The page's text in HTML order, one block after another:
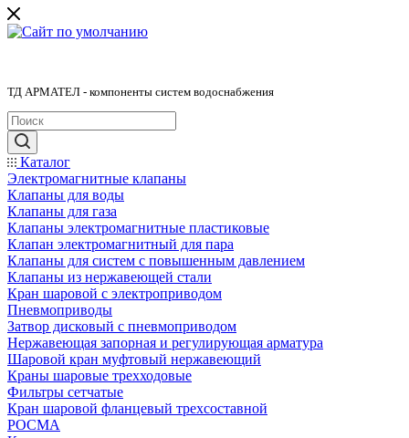
ТД АРМАТЕЛ - компоненты систем водоснабжения
Каталог
Электромагнитные клапаны
Клапаны для воды
Клапаны для газа
Клапаны электромагнитные пластиковые
Клапан электромагнитный для пара
Клапаны для систем с повышенным давлением
Клапаны из нержавеющей стали
Кран шаровой с электроприводом
Пневмоприводы
Затвор дисковый с пневмоприводом
Нержавеющая запорная и регулирующая арматура
Шаровой кран муфтовый нержавеющий
Краны шаровые трехходовые
Фильтры сетчатые
Кран шаровой фланцевый трехсоставной
РОСМА